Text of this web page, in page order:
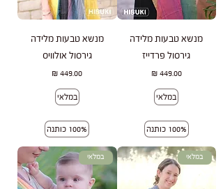
מנשא טבעות מלידה
גירסול פרדייז
מחיר‏449.00 ‏₪
במלאי
100% כותנה
מנשא טבעות מלידה
גירסול אולוויס
מחיר
במלאי
100% כותנה
במלאי במלאי